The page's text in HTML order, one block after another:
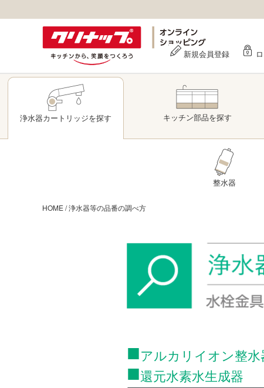
新規会員登録
浄水器カートリッジを探す キッチン部品を探す
整水器
HOME/浄水器等の品番の調べ方
■アルカリイオン整水
■還元水素水生成器